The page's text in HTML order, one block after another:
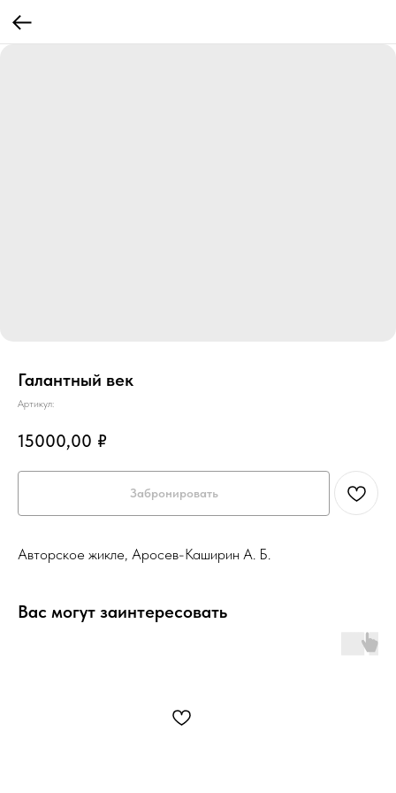
Галантный век
Артикул:
15000,00 ₽
Забронировать
Авторское жикле, Аросев-Каширин А. Б.
Вас могут заинтересовать